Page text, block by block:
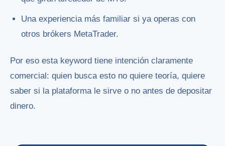
Una experiencia más familiar si ya operas con
otros brókers MetaTrader.
Por eso esta keyword tiene intención claramente
comercial: quien busca esto no quiere teoría, quiere
saber si la plataforma le sirve o no antes de depositar
dinero.